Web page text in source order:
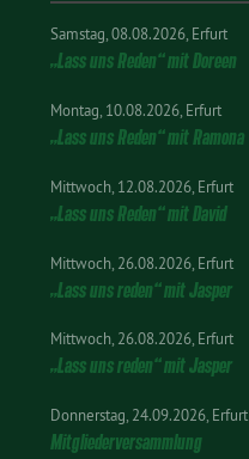
Samstag 08.08.2026 Erfurt
„Lass uns Reden“ mit Doreen
Montag 10.08.2026 Erfurt
„Lass uns Reden“ mit Ramona
Mittwoch 12.08.2026 Erfurt
„Lass uns Reden“ mit David
Mittwoch 26.08.2026 Erfurt
„Lass uns reden“ mit Jasper
Mittwoch 26.08.2026 Erfurt
„Lass uns reden“ mit Jasper
Donnerstag 24.09.2026 Erfurt
Mitgliederversammlung